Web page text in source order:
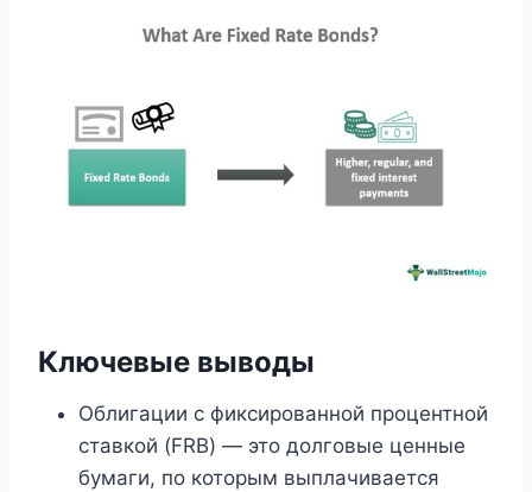
Ключевые выводы
Облигации с фиксированной процентной
ставкой (FRB) — это долговые ценные
бумаги, по которым выплачивается